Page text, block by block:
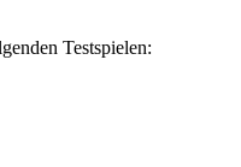
Testspielen: